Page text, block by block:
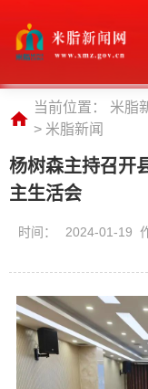
当前位置： 米脂
> 米脂新闻
杨树森主持召开
主生活会
时间： 2024-01-19